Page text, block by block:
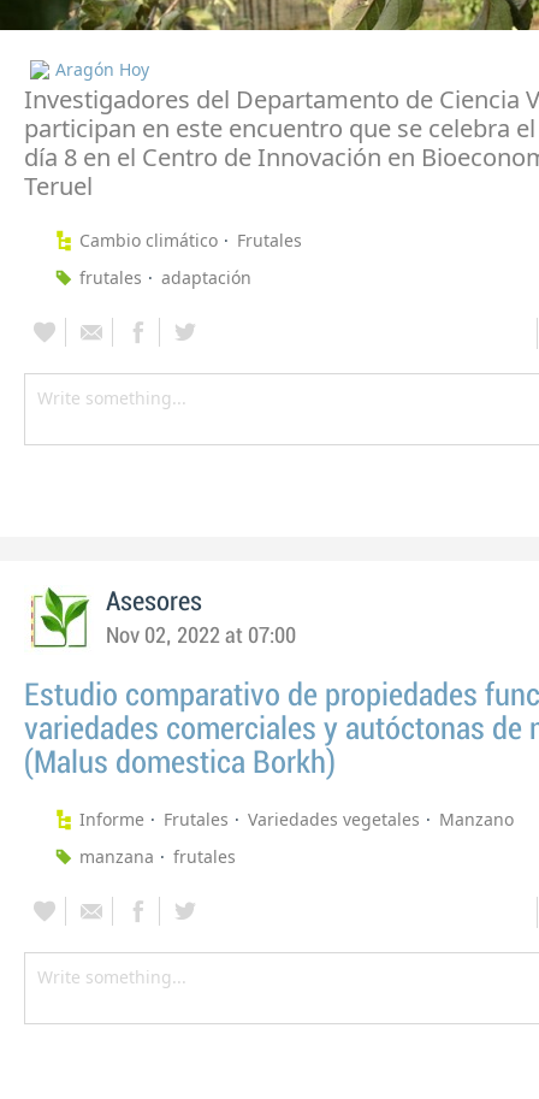
Aragón Hoy
Investigadores del Departamento de Ciencia
participan en este encuentro que se celebra
día 8 en el Centro de Innovación en
Teruel
Cambio climático
Frutales
frutales
adaptación
Asesores
Nov 02, 2022 at 07:00
Estudio comparativo de propiedades
variedades comerciales y autóctonas de
(Malus domestica Borkh)
Informe Frutales Variedades vegetales
Manzano
manzana
frutales